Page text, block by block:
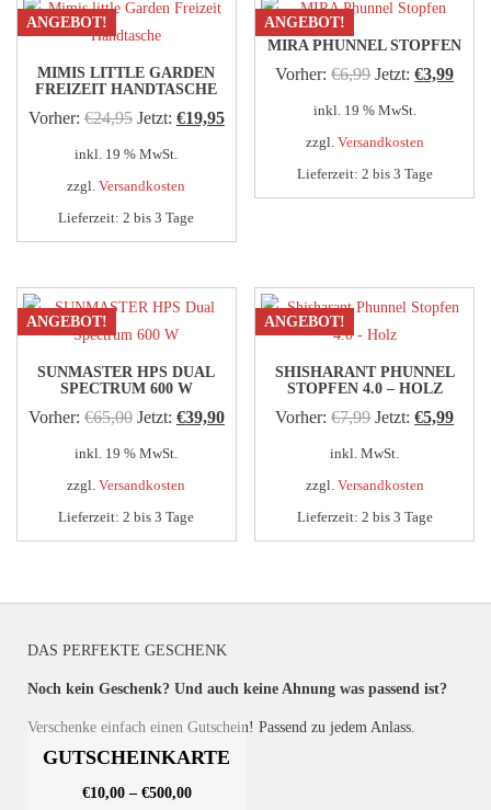
mehrere
Varianten
auf.
Die
Optionen
können
auf
werden
mehrere
Varianten
auf.
können
auf
werden
ANGEBOT!
MIMIS LITTLE GARDEN
FREIZEIT HANDTASCHE
Vorher: €24,95 Ursprünglicher
Preis
war:
€24,95
Jetzt: €19,95Aktueller
inkl. 19 % MwSt.
zzgl.Versandkosten
Lieferzeit:2 bis 3 Tage
ANGEBOT!
MIRA PHUNNEL STOPFEN
Vorher: €6,99 Ursprünglicher
Preis
war:
€6,99
Jetzt: €3,99
inkl. 19 % MwSt.
zzgl. Versandkosten
Lieferzeit: 2 bis 3 Tage
ANGEBOT!
SUNMASTER HPS DUAL
SPECTRUM 600 W
Vorher: €65,00 Ursprünglicher
Preis
war:
€65,00
Jetzt: €39,90Aktueller
inkl. 19 % MwSt.
zzgl.Versandkosten
Lieferzeit:2 bis 3 Tage
ANGEBOT!
SHISHARANT PHUNNEL
STOPFEN 4.0 – HOLZ
Vorher: €7,99 Ursprünglicher
Preis
war:
€7,99
Jetzt: €5,99
inkl. MwSt.
zzgl. Versandkosten
Lieferzeit: 2 bis 3 Tage
weist
auf.
DAS PERFEKTE GESCHENK
Noch kein Geschenk? Und auch keine Ahnung was passend ist?
Verschenke einfach einen Gutschein! Passend zu jedem Anlass.
GUTSCHEINKARTE
€10,00– €500,00